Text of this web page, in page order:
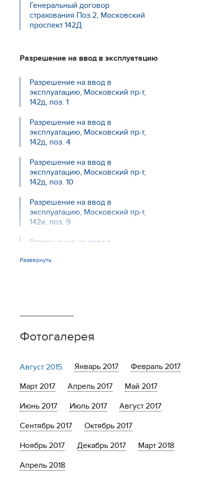
Московскому пр-ту, 142л
изменения от 30.09.2017
изменения от 31.10.2017
проектная декларация поз. 2 по
Московскому пр-ту, 142л
изменения от 14.11.2017
проектная декларация поз. 2 по
Московскому пр-ту, 142л
изменения от 10.01.2018
проектная декларация поз. 2 по
Московскому пр-ту, 142л
изменения от 30.03.2018.
проектная декларация поз. 2 по
Московскому пр-ту, 142л
изменения от 28.04.2018.
Генеральный договор
страхования Поз.2, Московский
проспект 142Д
Разрешение на ввод в эксплуатацию
Разрешение на ввод в
эксплуатацию, Московский пр-т,
142д, поз. 1
Разрешение на ввод в
эксплуатацию, Московский пр-т,
142д, поз. 4
Разрешение на ввод в
эксплуатацию, Московский пр-т,
142д, поз. 10
Разрешение на ввод в
эксплуатацию, Московский пр-т,
142и, поз. 9
Разрешение на ввод в
142д, поз.3
Развернуть
Фотогалерея
Август 2015 Январь 2017
Февраль 2017
Март 2017
Апрель 2017
Май 2017
Июнь 2017
Июль 2017
Август 2017
Сентябрь 2017
Октябрь 2017
Ноябрь 2017
Декабрь 2017
Март 2018
Апрель 2018